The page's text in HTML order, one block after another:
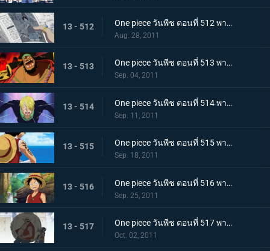
13 - 512 One piece วันพีช ตอนที่ 512 พากย์ไทย จงไปถึงพรรคพวก!! ข่าวใหญ่ที่ดังไปทั่วโลก
Aug. 28, 2011
13 - 513 One piece วันพีช ตอนที่ 513 พากย์ไทย เหล่าโจรสลัดเคลื่อนไหว!!! นิวเวิลด์เริ่มสั่นสะเทือน!
Sep. 04, 2011
13 - 514 One piece วันพีช ตอนที่ 514 พากย์ไทย เอาชีวิตรอดจากขุมนรก!!! การดวลที่เดิมพันด้วยความเป็นชายของซันจิ
Sep. 11, 2011
13 - 515 One piece วันพีช ตอนที่ 515 พากย์ไทย ต้องเก่งยิ่งขึ้นไปอีก!! คำสาบานของโซโลต่อกัปตัน!
Sep. 18, 2011
13 - 516 One piece วันพีช ตอนที่ 516 พากย์ไทย ลูฟี่เริ่มฝึกวิชา! ไปยังสถานที่แห่งสัญญาใน 2 ปีให้หลัง
Sep. 25, 2011
13 - 517 One piece วันพีช ตอนที่ 517 พากย์ไทย เปิดม่านบทใหม่! กลุ่มหมวกฟางรวมตัวกันอีกครั้ง
Oct. 02, 2011